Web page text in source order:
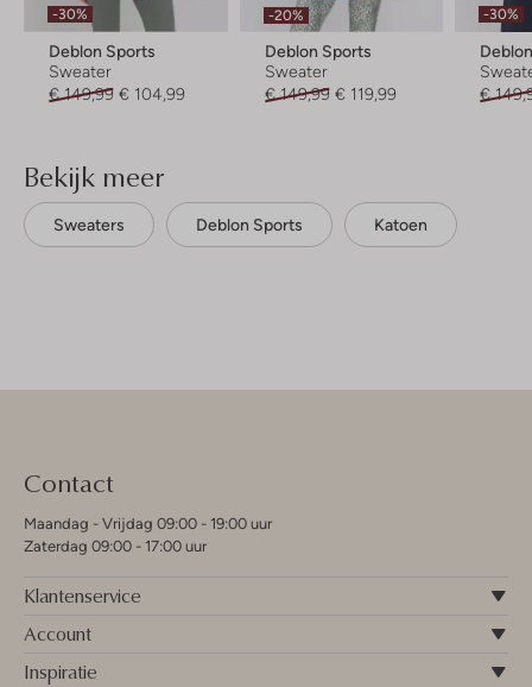
-30%
Deblon Sports
Sweater
€ 149,99 € 104,99
-20%
Deblon Sports
Sweater
€ 149,99 € 119,99
-30%
€
Bekijk meer
Sweaters Deblon Sports Katoen
Contact
Maandag - Vrijdag 09:00 - 19:00 uur
Zaterdag 09:00 - 17:00 uur
Klantenservice
Account
Inspiratie